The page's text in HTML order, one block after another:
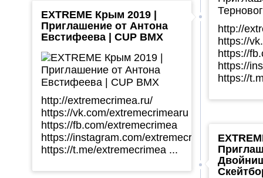
http://
https://
https://
https://
https://
EXTREME Крым 2019 |
Приглашение от Антона
Евстифеева | CUP BMX
http://extremecrimea.ru/
https://vk.com/extremecrimearu
https://fb.com/extremecrimea
https://instagram.com/extremecrimea
https://t.me/extremecrimea ...